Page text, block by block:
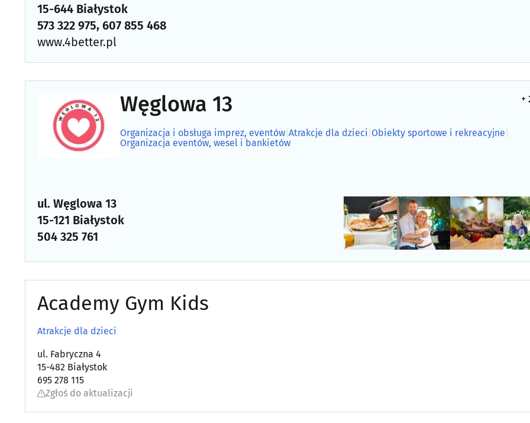
15-644 Białystok
573 322 975, 607 855 468
www.4better.pl
+
Węglowa 13
Organizacja i obsługa imprez, eventów Atrakcje dla dzieci Obiekty sportowe i rekreacyjne
Organizacja eventów, wesel i bankietów
ul. Węglowa 13
15-121 Białystok
504 325 761
Academy Gym Kids
Atrakcje dla dzieci
ul. Fabryczna 4
15-482 Białystok
695 278 115
Zgłoś do aktualizacji